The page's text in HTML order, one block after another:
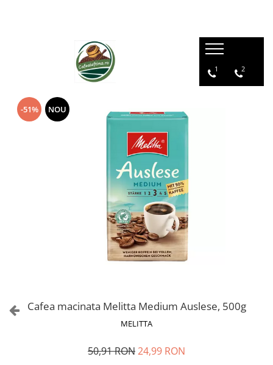
1 2
-51% NOU
Cafea macinata Melitta Medium Auslese, 500g
MELITTA
50,91 RON24,99 RON